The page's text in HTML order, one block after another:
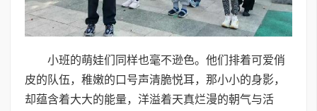
小班的萌娃们同样也毫不逊色。他们排着可爱俏
皮的队伍，稚嫩的口号声清脆悦耳，那小小的身影，
却蕴含着大大的能量，洋溢着天真烂漫的朝气与活